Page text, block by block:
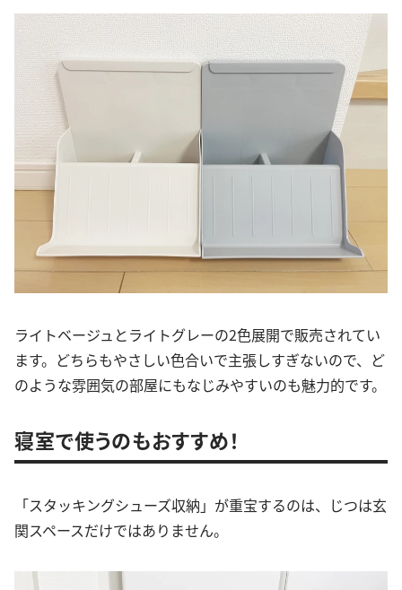
ライトベージュとライトグレーの2色展開で販売されてい
ます。どちらもやさしい色合いで主張しすぎないので、ど
のような雰囲気の部屋にもなじみやすいのも魅力的です。
寝室で使うのもおすすめ！
「スタッキングシューズ収納」が重宝するのは、じつは玄
関スペースだけではありません。